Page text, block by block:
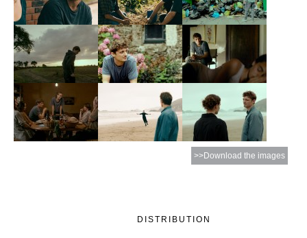
>>Download the images
DISTRIBUTION